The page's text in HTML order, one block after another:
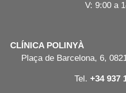
V: 9:00 a
CLÍNICA POLINYÀ
Plaça de Barcelona, 6,
Tel. +34 937